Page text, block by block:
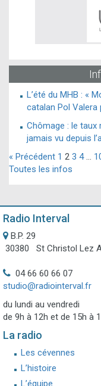
L’été du MHB : «
catalan Pol Valera
Chômage : le taux
jamais vu depuis
« Précédent 1 2 3 4 …
Toutes les infos
Radio Interval
B.P. 29
30380 St Christol Lez
04 66 60 66 07
studio@radiointerval.fr
du lundi au vendredi
de 9h à 12h et de 15h à
La radio
Les cévennes
L’histoire
L’équipe